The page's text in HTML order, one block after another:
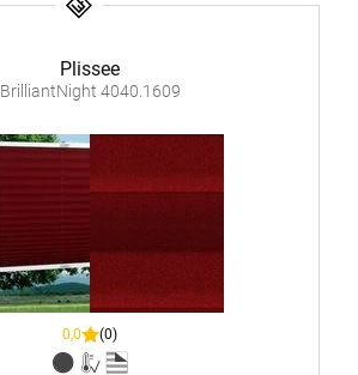
Plissee
BrilliantNight 4040.1609
0,0 (0)